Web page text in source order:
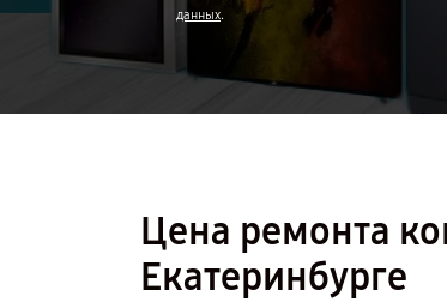
данных.
Цена ремонта
Екатеринбурге